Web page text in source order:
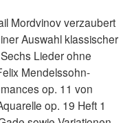
Mordvinov verzaubert
Auswahl klassischer
Lieder ohne
Mendelssohn-
op. 11 von
op. 19 Heft 1